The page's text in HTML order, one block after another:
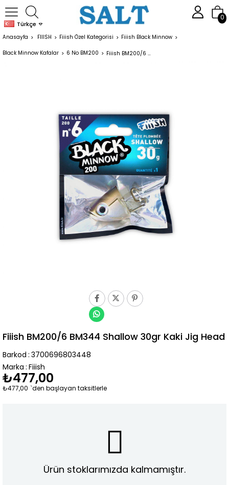
Türkçe
0
Anasayfa FIIISH Fiiish Özel Kategorisi Fiiish Black Minnow
Black Minnow Kafalar 6 No BM200 Fiiish BM200/6 BM344 Shallow 30gr Kaki Jig Head
Fiiish BM200/6 BM344 Shallow 30gr Kaki Jig Head
Barkod : 3700696803448
Marka : Fiiish
₺477,00
₺477,00 `den başlayan taksitlerle
Ürün stoklarımızda kalmamıştır.